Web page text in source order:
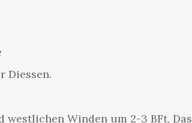
Diessen.
Winden um 2-3 BFt, Das